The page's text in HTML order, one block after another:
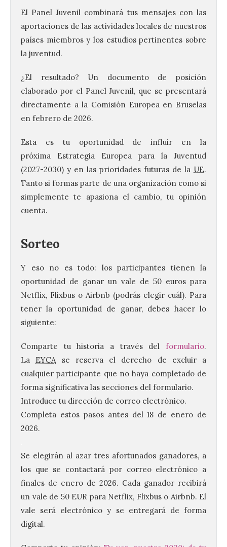
El Panel Juvenil combinará tus mensajes con las
aportaciones de las actividades locales de nuestros
países miembros y los estudios pertinentes sobre
la juventud.
¿El resultado? Un documento de posición
elaborado por el Panel Juvenil, que se presentará
directamente a la Comisión Europea en Bruselas
en febrero de 2026.
Esta es tu oportunidad de influir en la
próxima Estrategia Europea para la Juventud
(2027-2030) y en las prioridades futuras de la UE.
Tanto si formas parte de una organización como si
simplemente te apasiona el cambio, tu opinión
cuenta.
Sorteo
Y eso no es todo: los participantes tienen la
oportunidad de ganar un vale de 50 euros para
Netflix, Flixbus o Airbnb (podrás elegir cuál). Para
tener la oportunidad de ganar, debes hacer lo
siguiente:
Comparte tu historia a través del formulario.
La EYCAse reserva el derecho de excluir a
cualquier participante que no haya completado de
forma significativa las secciones del formulario.
Introduce tu dirección de correo electrónico.
Completa estos pasos antes del 18 de enero de
2026.
Se elegirán al azar tres afortunados ganadores, a
los que se contactará por correo electrónico a
finales de enero de 2026. Cada ganador recibirá
un vale de 50 EUR para Netflix, Flixbus o Airbnb. El
vale será electrónico y se entregará de forma
digital.
Transportes activa un
dispositivo especial para
facilitar la movilidad
durante el eclipse total de
Sol del 12 de agosto
9 Ago 2026